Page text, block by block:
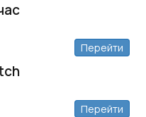
Перейти
Перейти